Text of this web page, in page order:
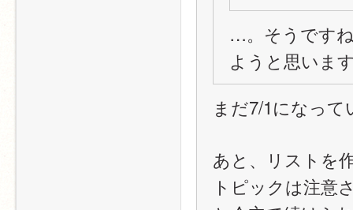
…。そうです
ようと思いま
まだ7/1になっ
あと、リストを
トピックは注意